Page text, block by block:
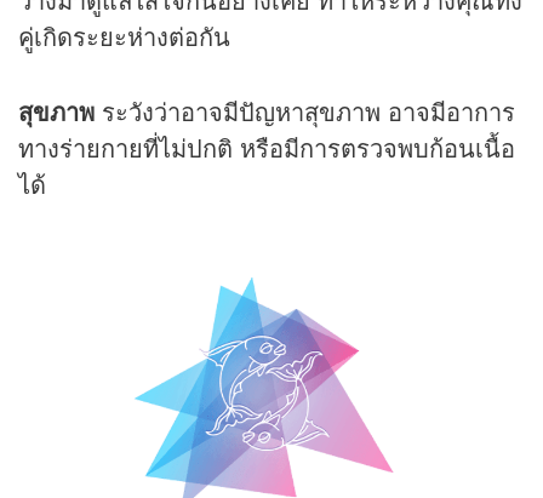
คู่เกิดระยะห่างต่อกัน
สุขภาพ ระวังว่าอาจมีปัญหาสุขภาพ อาจมีอาการ
ทางร่ายกายที่ไม่ปกติ หรือมีการตรวจพบก้อนเนื้อ
ได้